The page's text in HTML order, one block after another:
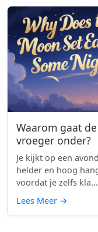
Waarom gaat
vroeger onder?
Je kijkt op een
helder en hoog
voordat je zelfs kla...
Lees Meer →